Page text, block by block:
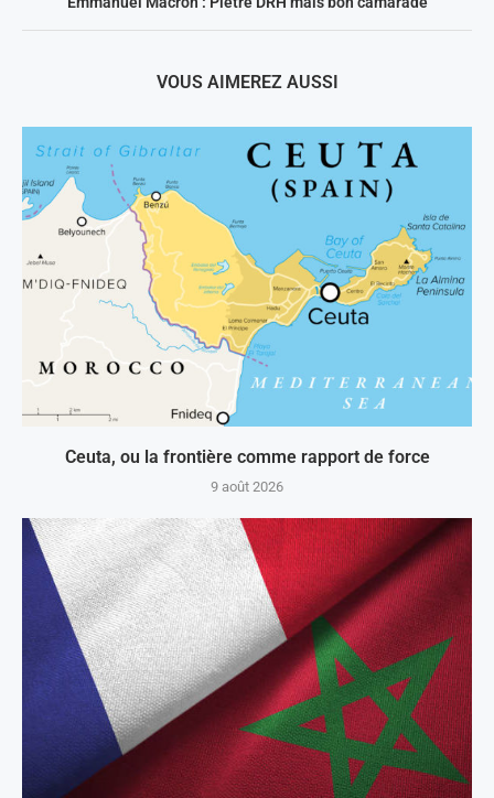
VOUS AIMEREZ AUSSI
Ceuta, ou la frontière comme rapport de force
9 août 2026